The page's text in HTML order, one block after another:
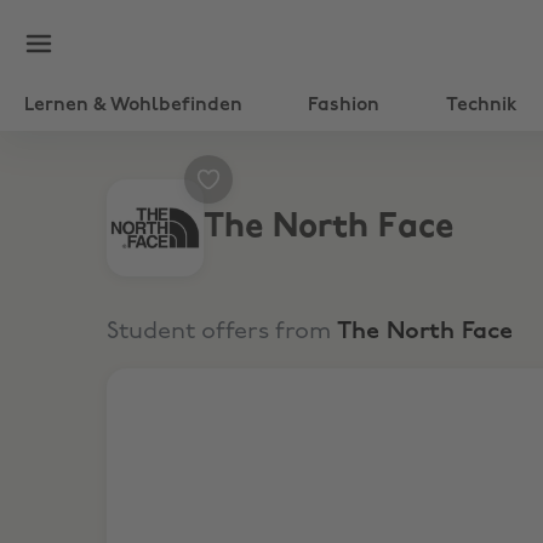
Lernen & Wohlbefinden Fashion Technik
The North Face
Student offers from The North Face